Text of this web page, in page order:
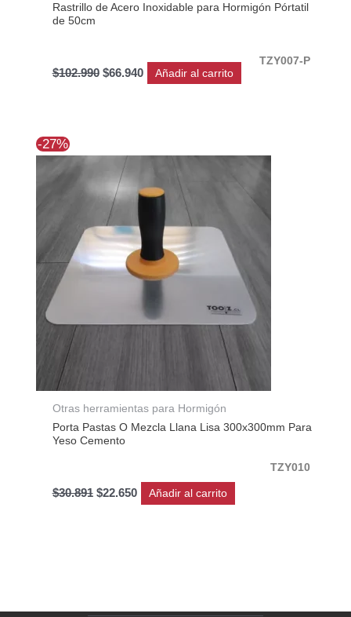
Rastrillo de Acero Inoxidable para Hormigón Pórtatil
de 50cm
TZY007-P
$102.990 $66.940 Añadir al carrito
-27%
Otras herramientas para Hormigón
Porta Pastas O Mezcla Llana Lisa 300x300mm Para
Yeso Cemento
TZY010
$30.891
precio
original
era:
$30.891.
$22.650
precio
es:
$22.650.
Añadir al carrito